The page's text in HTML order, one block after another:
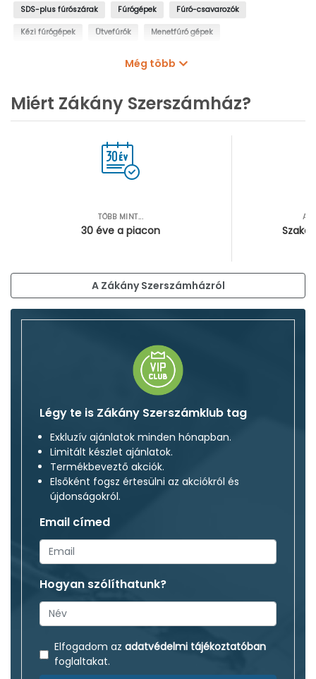
SDS-plus fúrószárak Fúrógépek Fúró-csavarozók
Kézi fúrógépek Ütvefúrók Menetfúró gépek
Még több
Miért Zákány Szerszámház?
TÖBB MINT...
30 éve a piacon
A Zákány Szerszámházról
Légy te is Zákány Szerszámklub tag
Exkluzív ajánlatok minden hónapban.
Limitált készlet ajánlatok.
Termékbeveztő akciók.
Elsőként fogsz értesülni az akciókról és
újdonságokról.
Email címed
Hogyan szólíthatunk?
Elfogadom az adatvédelmi tájékoztatóban
foglaltakat.